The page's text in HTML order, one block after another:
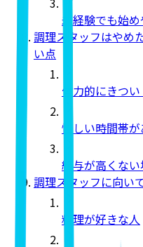
未経験でも始め
調理スタッフはやめ
い点
体力的にきつい
忙しい時間帯が
給与が高くない
調理スタッフに向い
料理が好きな人